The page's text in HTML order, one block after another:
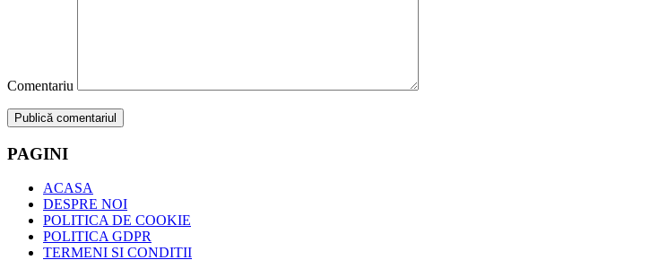
Comentariu
PAGINI
ACASA
DESPRE NOI
POLITICA DE COOKIE
POLITICA GDPR
TERMENI SI CONDITII